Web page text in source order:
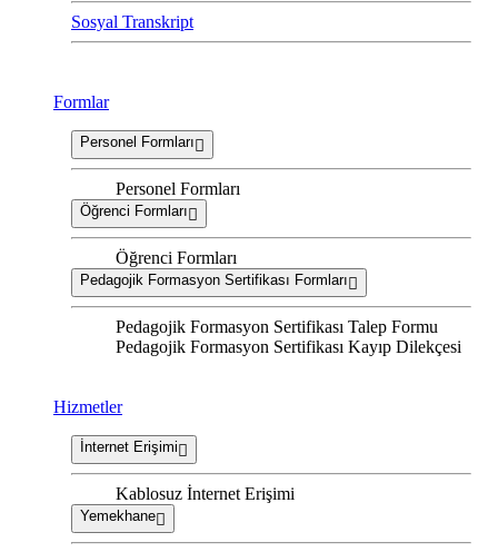
Sosyal Transkript
Formlar
Personel Formları
Personel Formları
Öğrenci Formları
Öğrenci Formları
Pedagojik Formasyon Sertifikası Formları
Pedagojik Formasyon Sertifikası Talep Formu
Pedagojik Formasyon Sertifikası Kayıp Dilekçesi
Hizmetler
İnternet Erişimi
Kablosuz İnternet Erişimi
Yemekhane